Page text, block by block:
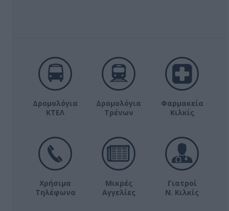
Δρομολόγια
ΚΤΕΛ
Δρομολόγια
Τρένων
Φαρμακεία
Κιλκίς
Χρήσιμα
Τηλέφωνα
Μικρές
Αγγελίες
Γιατροί
Ν. Κιλκίς